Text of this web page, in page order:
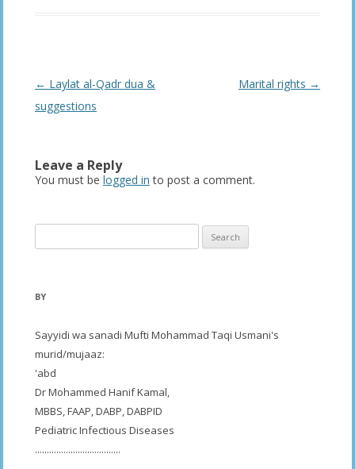
Post
navigation
← Laylat al-Qadr dua &
suggestions
Marital rights →
Leave a Reply
You must be logged in to post a comment.
for:
BY
Sayyidi wa sanadi Mufti Mohammad Taqi Usmani's
murid/mujaaz:
'abd
Dr Mohammed Hanif Kamal,
MBBS, FAAP, DABP, DABPID
Pediatric Infectious Diseases
....................................